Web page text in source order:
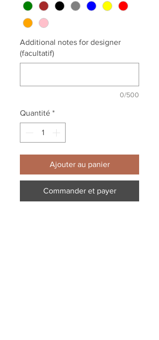
Additional notes for designer
(facultatif)
0/500
Quantité *
Ajouter au panier
Commander et payer